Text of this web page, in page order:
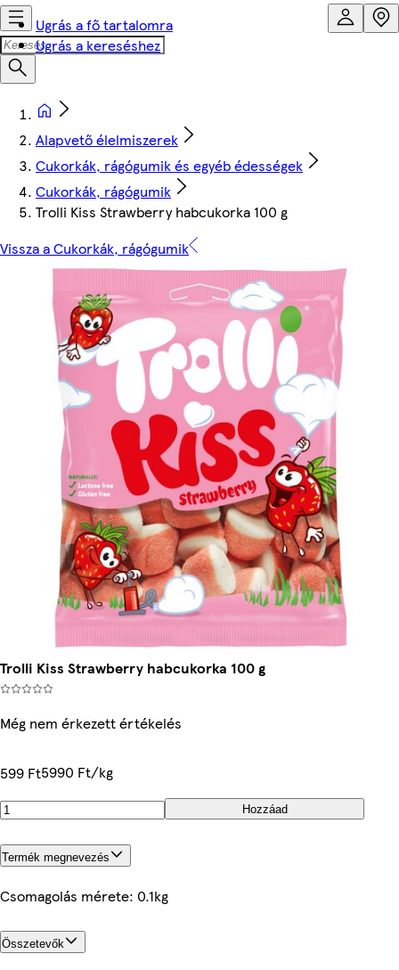
Ugrás a fő tartalomra
Ugrás a kereséshez
Alapvető élelmiszerek
Cukorkák, rágógumik és egyéb édességek
Cukorkák, rágógumik
Trolli Kiss Strawberry habcukorka 100 g
Vissza a Cukorkák, rágógumik
Trolli Kiss Strawberry habcukorka 100 g
Még nem érkezett értékelés
599 Ft5990 Ft/kg
Hozzáad
Termék megnevezés
Csomagolás mérete: 0.1kg
Összetevők